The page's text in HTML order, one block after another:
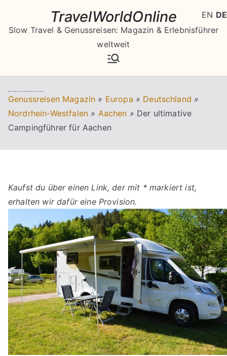
springen
TravelWorldOnline
Slow Travel & Genussreisen: Magazin & Erlebnisführer
weltweit
Der ultimative Campingführer für Aachen
Genussreisen Magazin » Europa » Deutschland »
Nordrhein-Westfalen » Aachen » Der ultimative
Campingführer für Aachen
Kaufst du über einen Link, der mit * markiert ist,
erhalten wir dafür eine Provision.
EN DE